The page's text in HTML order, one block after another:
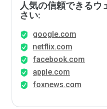
人気の信頼できるウ
さい:
google.com
netflix.com
facebook.com
apple.com
foxnews.com